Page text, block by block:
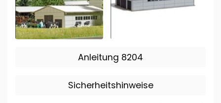
Anleitung 8204
Sicherheitshinweise